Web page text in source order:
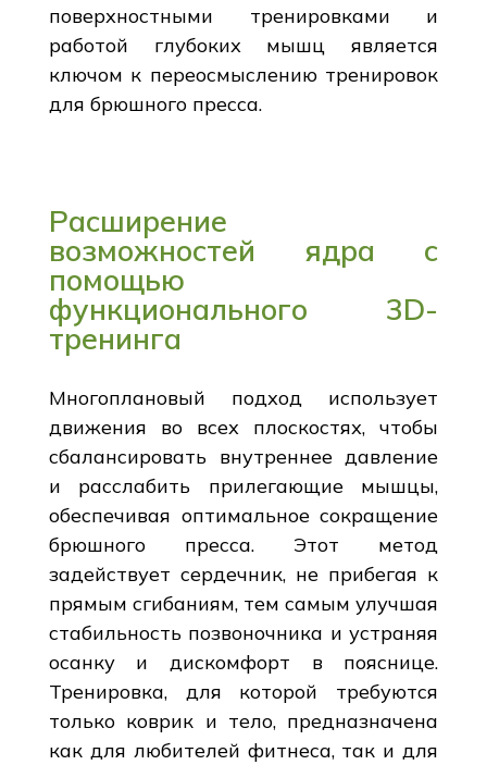
поверхностными тренировками и
работой глубоких мышц является
ключом к переосмыслению тренировок
для брюшного пресса.
Расширение
возможностей ядра с
помощью
функционального 3D-
тренинга
Многоплановый подход использует
движения во всех плоскостях, чтобы
сбалансировать внутреннее давление
и расслабить прилегающие мышцы,
обеспечивая оптимальное сокращение
брюшного пресса. Этот метод
задействует сердечник, не прибегая к
прямым сгибаниям, тем самым улучшая
стабильность позвоночника и устраняя
осанку и дискомфорт в пояснице.
Тренировка, для которой требуются
только коврик и тело, предназначена
как для любителей фитнеса, так и для